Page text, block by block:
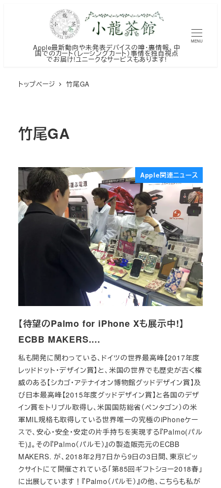
Apple最新動向や未発表デバイスの噂・裏情報、中
国でのカート（レーシングカート）事情を独自視点
でお届け!ユニークなサービスもあります!
MENU
トップページ 竹尾GA
竹尾GA
Apple関連ニュース
【待望のPalmo for iPhone Xも展示中!】
ECBB MAKERS.…
私も開発に関わっている、ドイツの世界最高峰【2017年度
レッドドット・デザイン賞】と、米国の世界でも歴史が古く権
威のある【シカゴ・アテナイオン博物館グッドデザイン賞】及
び日本最高峰【2015年度グッドデザイン賞】と各国のデザ
イン賞をトリプル取得し、米国国防総省（ペンタゴン）の米
軍MIL規格も取得している世界唯一の究極のiPhoneケー
スで、安心・安全・安定の片手持ちを実現する『Palmo(パル
モ)』。その『Palmo（パルモ）』の製造販売元のECBB
MAKERS. が、2018年2月7日から9日の3日間、東京ビッ
クサイトにて開催されている「第85回ギフトショー2018春」
に出展しています！『Palmo（パルモ）』の他、こちらも私が